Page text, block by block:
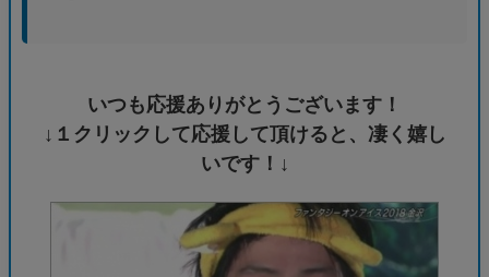
いつも応援ありがとうございます！
↓１クリックして応援して頂けると、凄く嬉し
いです！↓